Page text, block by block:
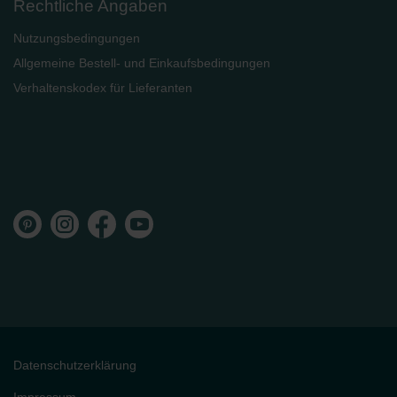
Rechtliche Angaben
Nutzungsbedingungen
Allgemeine Bestell- und Einkaufsbedingungen
Verhaltenskodex für Lieferanten
Datenschutzerklärung